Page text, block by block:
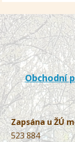
Obchodní
Zapsána u ŽÚ
523 884